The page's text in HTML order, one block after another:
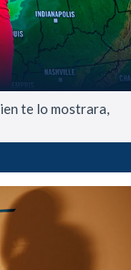
te lo mostrara,